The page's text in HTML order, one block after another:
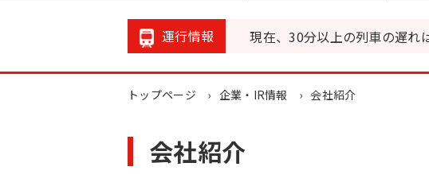
運行情報 現在、30分以上の列車の遅れ
トップページ 企業・IR情報 会社紹介
会社紹介